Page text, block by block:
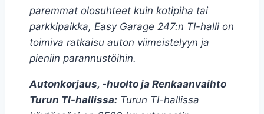
paremmat olosuhteet kuin kotipiha tai
parkkipaikka, Easy Garage 247:n TI-halli on
toimiva ratkaisu auton viimeistelyyn ja
pieniin parannustöihin.
Autonkorjaus, -huolto ja Renkaanvaihto
Turun TI-hallissa: Turun TI-hallissa